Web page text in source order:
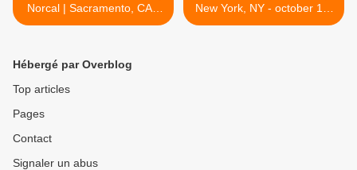
Norcal | Sacramento, CA -
october 11, 2025
New York, NY - october 16,
2025 >
Hébergé par Overblog
Top articles
Pages
Contact
Signaler un abus